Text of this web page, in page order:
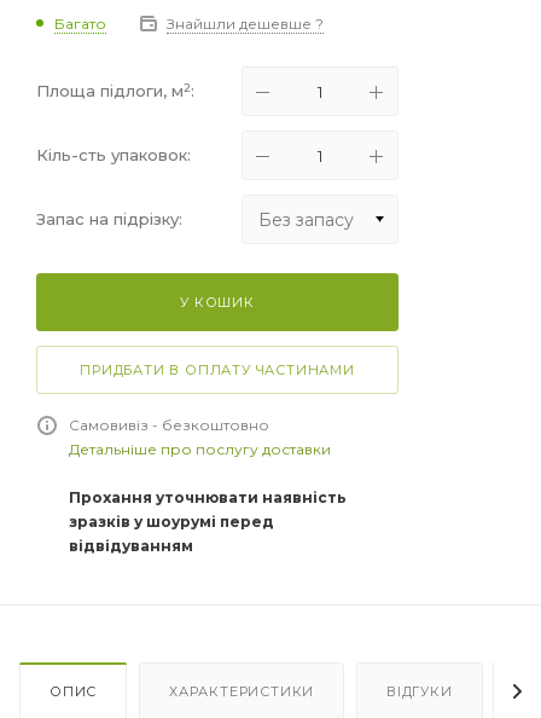
Багато Знайшли дешевше ?
Площа підлоги, м2:
Кіль-сть упаковок:
Запас на підрізку: Без запасу
+10%
+15%
У КОШИК
ПРИДБАТИ В ОПЛАТУ ЧАСТИНАМИ
Самовивіз - безкоштовно
Детальніше про послугу доставки
Прохання уточнювати наявність
зразків у шоурумі перед
відвідуванням
ОПИС ХАРАКТЕРИСТИКИ ВІДГУКИ